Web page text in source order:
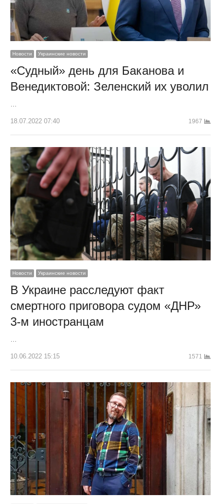
Новости Украинские новости
«Судный» день для Баканова и
Венедиктовой: Зеленский их уволил
…
18.07.2022 07:40 1967
Новости Украинские новости
В Украине расследуют факт
смертного приговора судом «ДНР»
3-м иностранцам
10.06.2022 15:15 1571